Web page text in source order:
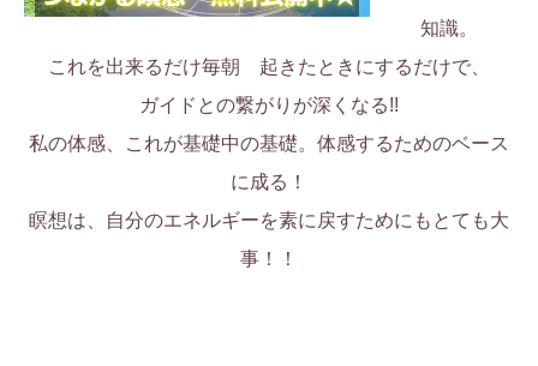
知識。
これを出来るだけ毎朝 起きたときにするだけで、
ガイドとの繋がりが深くなる!!
私の体感、これが基礎中の基礎。体感するためのベース
に成る！
瞑想は、自分のエネルギーを素に戻すためにもとても大
事！！